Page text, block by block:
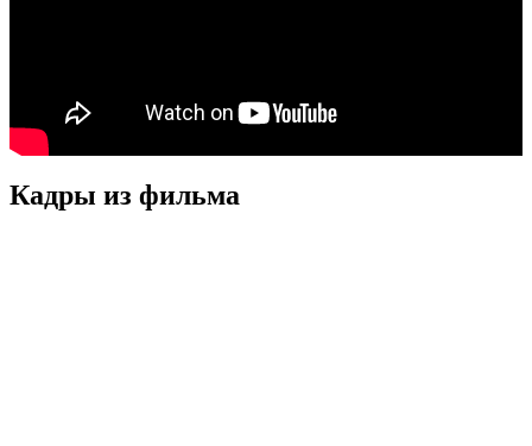
Кадры из фильмa